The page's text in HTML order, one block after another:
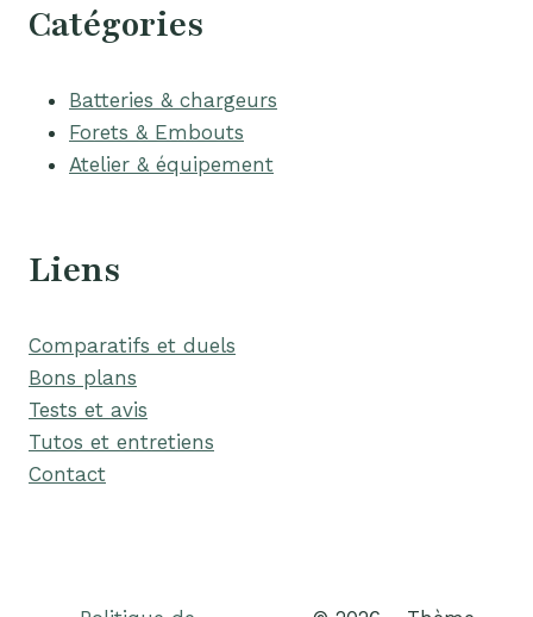
Catégories
Batteries & chargeurs
Forets & Embouts
Atelier & équipement
Liens
Comparatifs et duels
Bons plans
Tests et avis
Tutos et entretiens
Contact